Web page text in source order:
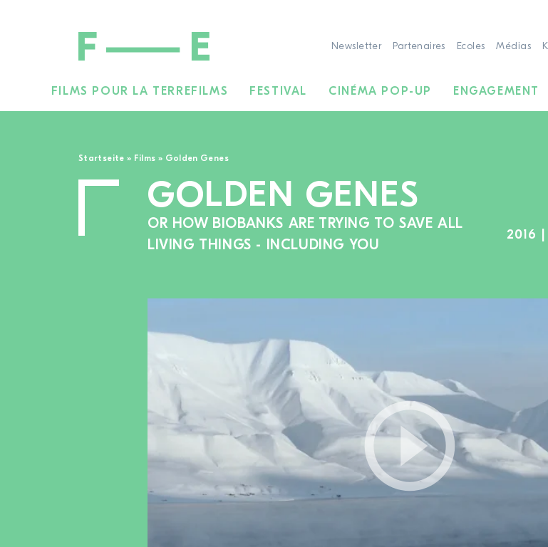
Newsletter Partenaires Ecoles Médias
FILMS POUR LA TERRE FILMS FESTIVAL CINÉMA POP-UP ENGAGEMENT
Startseite » Films » Golden Genes
GOLDEN GENES
OR HOW BIOBANKS ARE TRYING TO SAVE ALL
LIVING THINGS - INCLUDING YOU
2016